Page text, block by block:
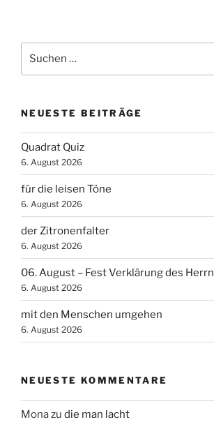
nach:
NEUESTE BEITRÄGE
Quadrat Quiz
6. August 2026
für die leisen Töne
6. August 2026
der Zitronenfalter
6. August 2026
06. August – Fest Verklärung des Herrn
6. August 2026
mit den Menschen umgehen
6. August 2026
NEUESTE KOMMENTARE
Monazu die man lacht